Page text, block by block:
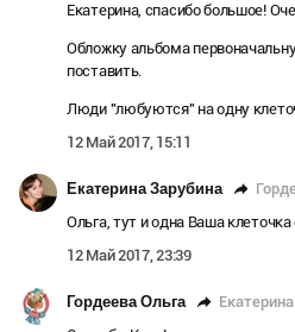
Екатерина, спасибо большое!
Обложку альбома
поставить.
Люди "любуются" на одну
12 Май 2017, 15:11
Екатерина Зарубина
Ольга, тут и одна Ваша
12 Май 2017, 23:39
Гордеева Ольга